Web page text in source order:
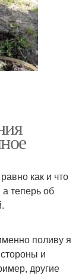
как и что
теперь об
поливу я
и
другие